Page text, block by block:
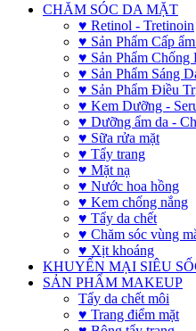
CHĂM SÓC DA MẶT
♥ Retinol - Tretinoin
♥ Sản Phẩm Cấp
♥ Sản Phẩm Chống
♥ Sản Phẩm Sáng
♥ Sản Phẩm Điều
♥ Kem Dưỡng -
♥ Dưỡng ẩm da -
♥ Sữa rửa mặt
♥ Tẩy trang
♥ Mặt nạ
♥ Nước hoa hồng
♥ Kem chống nắng
♥ Tẩy da chết
♥ Chăm sóc vùng
♥ Xịt khoáng
KHUYẾN MẠI SIÊU
SẢN PHẨM MAKEUP
Tẩy da chết môi
♥ Trang điểm mặt